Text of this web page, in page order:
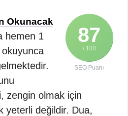
87
/ 100
SEO Puanı
Okunacak
hemen 1
zengin olmak için
yeterli değildir. Dua,